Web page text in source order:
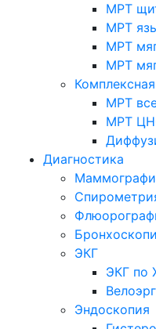
МРТ
МРТ
МРТ
МРТ
МРТ
МРТ
Диагностика
ЭКГ
ЭКГ по
Эндоскопия